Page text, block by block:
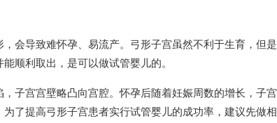
会导致难怀孕、易流产。弓形子宫虽然不利于生育，但是
顺利取出，是可以做试管婴儿的。
子宫宫壁略凸向宫腔。怀孕后随着妊娠周数的增长，子宫
了提高弓形子宫患者实行试管婴儿的成功率，建议先做相